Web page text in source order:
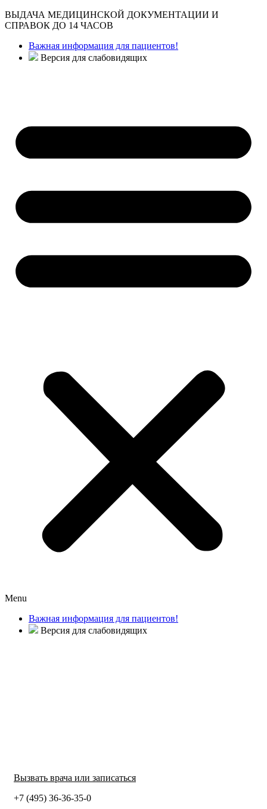
ВЫДАЧА МЕДИЦИНСКОЙ ДОКУМЕНТАЦИИ И
СПРАВОК ДО 14 ЧАСОВ
Важная информация для пациентов!
Версия для слабовидящих
Menu
Важная информация для пациентов!
Версия для слабовидящих
Вызвать врача или записаться
+7 (495) 36-36-35-0